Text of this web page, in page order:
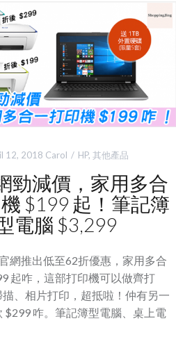
12, 2018 Carol HP, 其他產品
勁減價，家用多合
$199 起！筆記簿
電腦 $3,299
網推出低至62折優惠，家用多合
起咋，這部打印機可以做齊打
、相片打印，超抵啦！仲有另一
$299 咋。筆記簿型電腦、桌上電